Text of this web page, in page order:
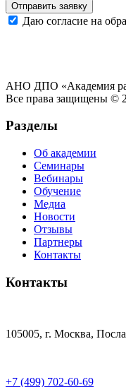
Отправить заявку
Даю согласие на
АНО ДПО «Академия
Все права защищены ©
Разделы
Об академии
Семинары
Вебинары
Обучение
Медиа
Новости
Отзывы
Партнеры
Контакты
Контакты
105005, г. Москва,
+7 (499) 702-60-69